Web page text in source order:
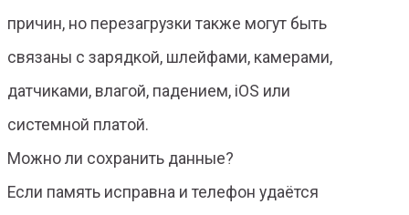
причин, но перезагрузки также могут быть
связаны с зарядкой, шлейфами, камерами,
датчиками, влагой, падением, iOS или
системной платой.
Можно ли сохранить данные?
Если память исправна и телефон удаётся